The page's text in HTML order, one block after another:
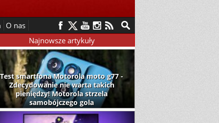
O nas
Najnowsze artykuły
Test smartfona Motorola moto g77 -
Zdecydowanie nie warta takich
pieniędzy! Motorola strzela
samobójczego gola